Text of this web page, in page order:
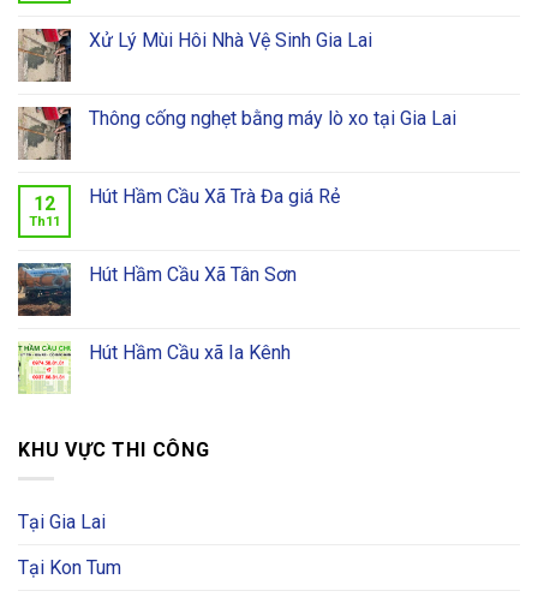
Xử Lý Mùi Hôi Nhà Vệ Sinh Gia Lai
Thông cống nghẹt bằng máy lò xo tại Gia Lai
12
Th11
Hút Hầm Cầu Xã Trà Đa giá Rẻ
Hút Hầm Cầu Xã Tân Sơn
Hút Hầm Cầu xã Ia Kênh
KHU VỰC THI CÔNG
Tại Gia Lai
Tại Kon Tum